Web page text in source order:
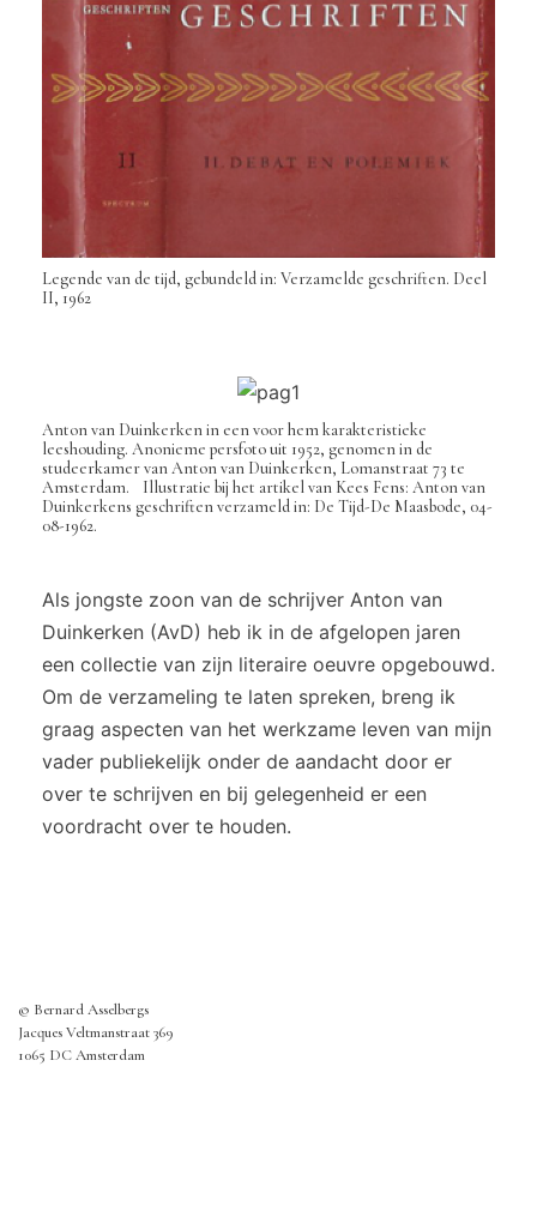
Legende van de tijd, gebundeld in: Verzamelde geschriften. Deel
II, 1962
Anton van Duinkerken in een voor hem karakteristieke
leeshouding. Anonieme persfoto uit 1952, genomen in de
studeerkamer van Anton van Duinkerken, Lomanstraat 73 te
Amsterdam. Illustratie bij het artikel van Kees Fens: Anton van
Duinkerkens geschriften verzameld in: De Tijd-De Maasbode, 04-
08-1962.
Als jongste zoon van de schrijver Anton van
Duinkerken (AvD) heb ik in de afgelopen jaren
een collectie van zijn literaire oeuvre opgebouwd.
Om de verzameling te laten spreken, breng ik
graag aspecten van het werkzame leven van mijn
vader publiekelijk onder de aandacht door er
over te schrijven en bij gelegenheid er een
voordracht over te houden.
© Bernard Asselbergs
Jacques Veltmanstraat 369­
1065 DC Amsterdam